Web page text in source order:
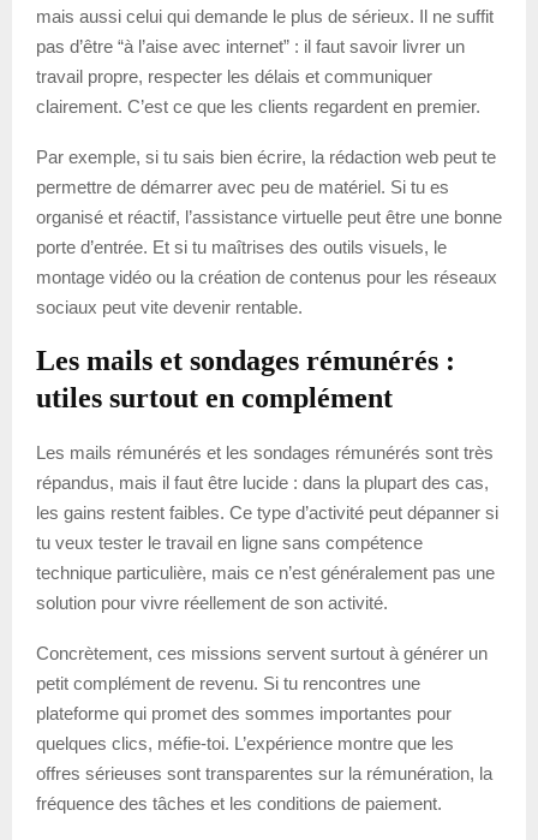
mais aussi celui qui demande le plus de sérieux. Il ne suffit
pas d’être “à l’aise avec internet” : il faut savoir livrer un
travail propre, respecter les délais et communiquer
clairement. C’est ce que les clients regardent en premier.
Par exemple, si tu sais bien écrire, la rédaction web peut te
permettre de démarrer avec peu de matériel. Si tu es
organisé et réactif, l’assistance virtuelle peut être une bonne
porte d’entrée. Et si tu maîtrises des outils visuels, le
montage vidéo ou la création de contenus pour les réseaux
sociaux peut vite devenir rentable.
Les mails et sondages rémunérés :
utiles surtout en complément
Les mails rémunérés et les sondages rémunérés sont très
répandus, mais il faut être lucide : dans la plupart des cas,
les gains restent faibles. Ce type d’activité peut dépanner si
tu veux tester le travail en ligne sans compétence
technique particulière, mais ce n’est généralement pas une
solution pour vivre réellement de son activité.
Concrètement, ces missions servent surtout à générer un
petit complément de revenu. Si tu rencontres une
plateforme qui promet des sommes importantes pour
quelques clics, méfie-toi. L’expérience montre que les
offres sérieuses sont transparentes sur la rémunération, la
fréquence des tâches et les conditions de paiement.